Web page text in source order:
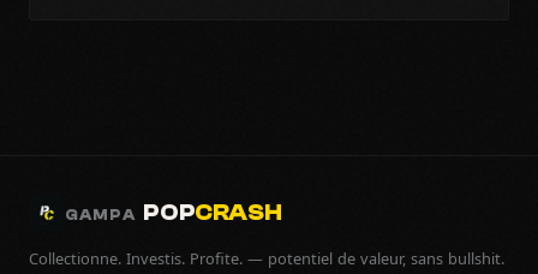
GAMPA POPCRASH
Collectionne. Investis. Profite. — potentiel de valeur, sans bullshit.